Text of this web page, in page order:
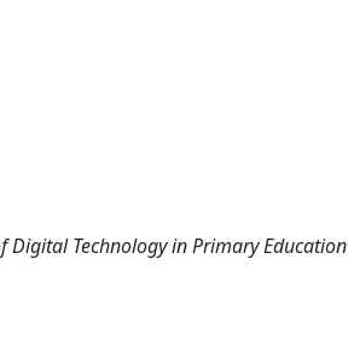
Digital Technology in Primary Education